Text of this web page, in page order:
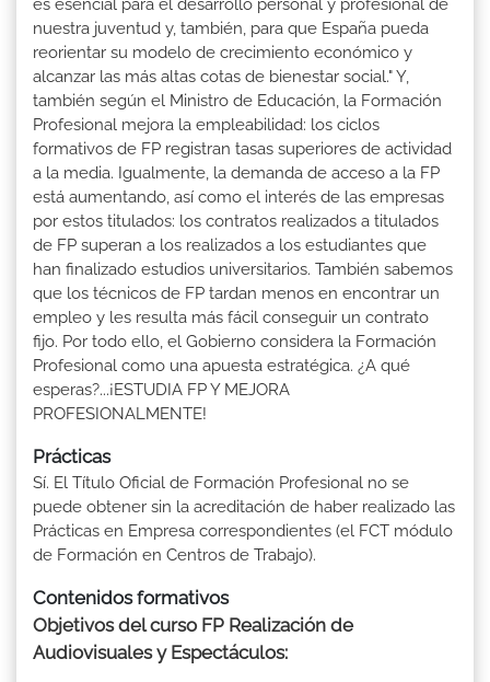
es esencial para el desarrollo personal y profesional de
nuestra juventud y, también, para que España pueda
reorientar su modelo de crecimiento económico y
alcanzar las más altas cotas de bienestar social." Y,
también según el Ministro de Educación, la Formación
Profesional mejora la empleabilidad: los ciclos
formativos de FP registran tasas superiores de actividad
a la media. Igualmente, la demanda de acceso a la FP
está aumentando, así como el interés de las empresas
por estos titulados: los contratos realizados a titulados
de FP superan a los realizados a los estudiantes que
han finalizado estudios universitarios. También sabemos
que los técnicos de FP tardan menos en encontrar un
empleo y les resulta más fácil conseguir un contrato
fijo. Por todo ello, el Gobierno considera la Formación
Profesional como una apuesta estratégica. ¿A qué
esperas?...¡ESTUDIA FP Y MEJORA
PROFESIONALMENTE!
Prácticas
Sí. El Título Oficial de Formación Profesional no se
puede obtener sin la acreditación de haber realizado las
Prácticas en Empresa correspondientes (el FCT módulo
de Formación en Centros de Trabajo).
Contenidos formativos
Objetivos del curso FP Realización de
Audiovisuales y Espectáculos: